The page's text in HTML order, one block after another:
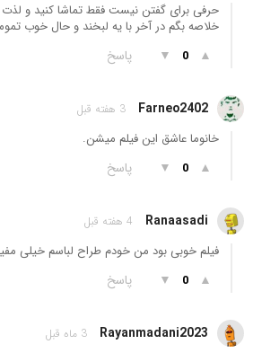
حرفی برای گفتن نیست فقط تماشا کنید و لذت
خلاصه بگم در آخر با یه لبخند و حال خوب
▲
0
▼ پاسخ
Farneo2402 3 هفته قبل
خانوما عاشق این فیلم میشن.
▲
0
▼ پاسخ
Ranaasadi 4 هفته قبل
فیلم خوبی بود من خودم طراح لباسم خیلی
▲
0
▼ پاسخ
Rayanmadani2023 3 ماه قبل